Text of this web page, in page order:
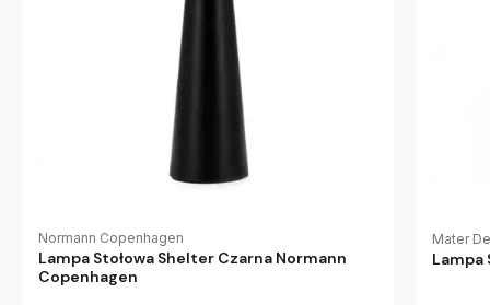
Normann Copenhagen
Lampa Stołowa Shelter Czarna Normann
Copenhagen
Mater
Lampa